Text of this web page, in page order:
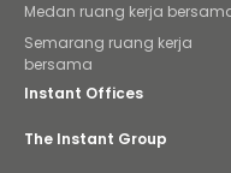
Medan ruang kerja
Semarang ruang kerja
bersama
Instant Offices
The Instant Group